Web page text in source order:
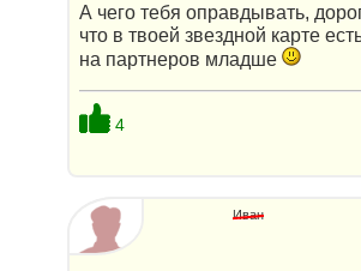
А чего тебя оправдывать,
что в твоей звездной карте
на партнеров младше
4
Иван